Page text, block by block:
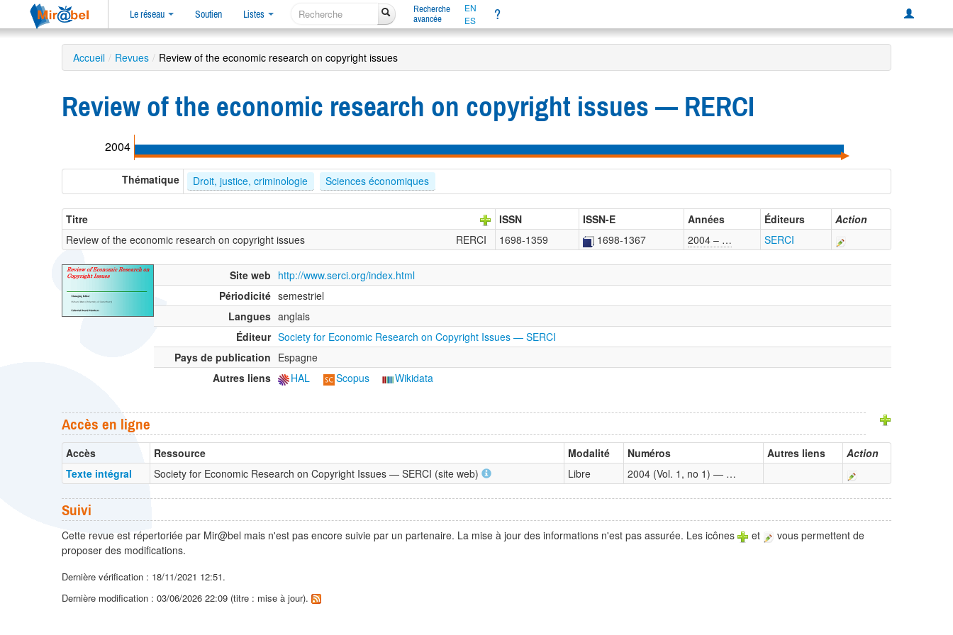
Le réseau Soutien Listes
Recherche
avancée
EN
ES
?
Accueil / Revues / Review of the economic research on copyright issues
Review of the economic research on copyright issues — RERCI
2004
Thématique Droit, justice, criminologie Sciences économiques
Titre ISSN ISSN-E Années Éditeurs
Action
Review of the economic research on copyright issues
RERCI 1698-1359 1698-1367 2004 – … SERCI
Site web http://www.serci.org/index.html
Périodicité semestriel
Langues anglais
Éditeur Society for Economic Research on Copyright Issues — SERCI
Pays de publication Espagne
Autres liens
HAL Scopus Wikidata
Accès en ligne
Accès Ressource Modalité Numéros Autres liens
Action
Texte intégral
Society for Economic Research on Copyright Issues — SERCI (site web) Libre 2004 (Vol. 1, no 1) — …
Suivi
Cette revue est répertoriée par Mir@bel mais n'est pas encore suivie par un partenaire. La mise à jour des informations n'est pas assurée. Les icônes et
vous permettent de
proposer des modifications.
Dernière vérification : 18/11/2021 12:51.
Dernière modification : 03/06/2026 22:09 (titre : mise à jour).